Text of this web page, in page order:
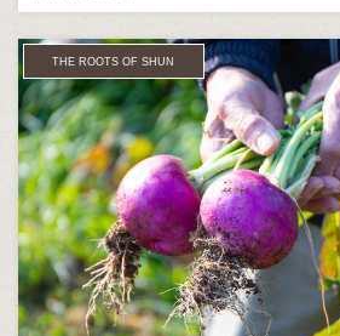
THE ROOTS OF SHUN